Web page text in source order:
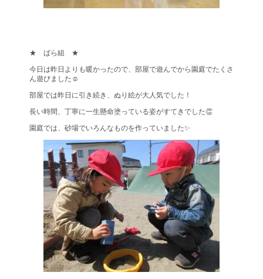
★ ばら組 ★
今日は昨日よりも暖かったので、部屋で遊んでから園庭でたくさ
ん遊びました☺
部屋では昨日に引き続き、ぬり絵が大人気でした！
長い時間、丁寧に一生懸命塗っている姿がすてきでした👏
園庭では、砂場でいろんなものを作っていました✨